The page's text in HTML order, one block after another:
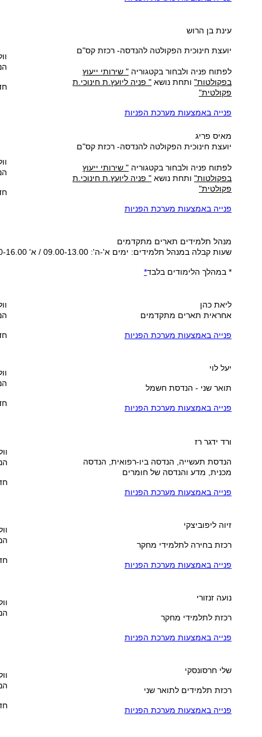
עינת בן הרוש
יועצת חינוכית הפקולטה להנדסה- רכזת קס"ם
לפתוח פניה ולבחור בקטגוריה " שירותי ייעוץ
בפקולטות" ותחת נושא " פניה ליועץ.ת חינוכי.ת
פקולטית"
פנייה באמצעות מערכת הפניות
מאיס פריג
יועצת חינוכית הפקולטה להנדסה- רכזת קס"ם
לפתוח פניה ולבחור בקטגוריה " שירותי ייעוץ
בפקולטות" ותחת נושא " פניה ליועץ.ת חינוכי.ת
פקולטית"
פנייה באמצעות מערכת הפניות
מנהל תלמידים תארים מתקדמים
שעות קבלה במנהל תלמידים: ימים א'-ה': 09.00-13.00 / א' 15.00-16.00
* במהלך הלימודים בלבד*
ליאת כהן
אחראית תארים מתקדמים
פנייה באמצעות מערכת הפניות
יעל לוי
תואר שני - הנדסת חשמל
פנייה באמצעות מערכת הפניות
ורד ידגר רז
הנדסת תעשייה, הנדסה ביו-רפואית, הנדסה
מכנית, מדע והנדסה של חומרים
פנייה באמצעות מערכת הפניות
זיוה ליפוביצקי
רכזת בחירה לתלמידי מחקר
פנייה באמצעות מערכת הפניות
נועה זנזורי
רכזת לתלמידי מחקר
פנייה באמצעות מערכת הפניות
שלי חרסונסקי
רכזת תלמידים לתואר שני
פנייה באמצעות מערכת הפניות